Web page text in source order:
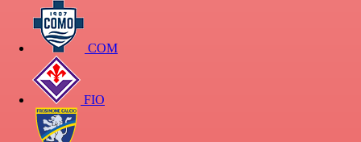
COM
FIO